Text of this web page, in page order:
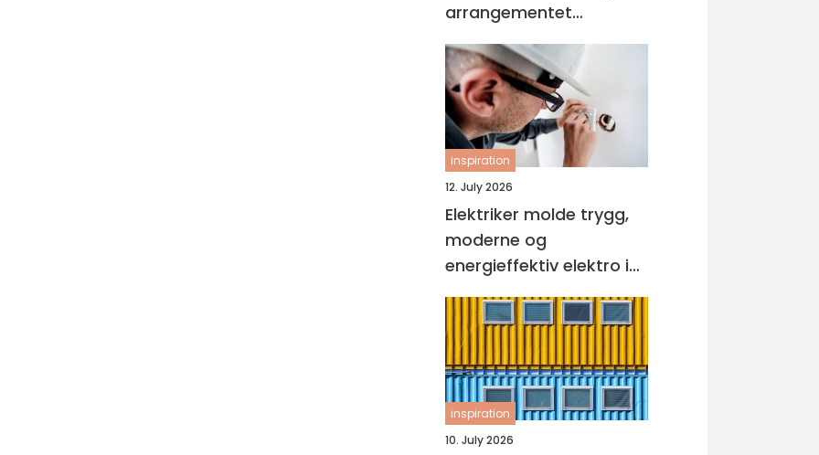
arrangementet
komplett
inspiration
12. July 2026
Elektriker molde trygg,
moderne og
energieffektiv elektro i
hverdagen
inspiration
10. July 2026